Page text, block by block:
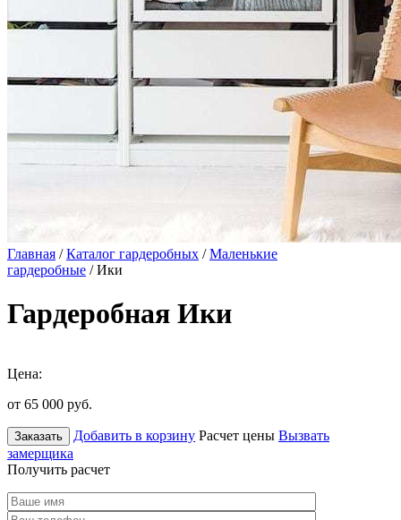
Главная /Каталог гардеробных /Маленькие
гардеробные / Ики
Гардеробная Ики
Цена:
от 65 000 руб.
Заказать Добавить в корзину Расчет цены Вызвать
замерщика
Получить расчет